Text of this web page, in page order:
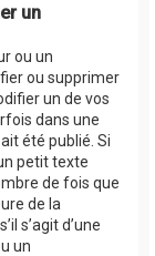
un
ou un
ou supprimer
un de vos
dans une
été publié. Si
petit texte
de fois que
de la
s’agit d’une
un